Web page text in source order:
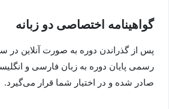
✅ یادگیری فرمول‌ها
✅ تحلیل نمودار با
گواهینامه اختصاصی دو زبانه
پس از گذراندن دوره به صورت آنلاین در
رسمی پایان دوره به زبان فارسی و
صادر شده و در اختیار شما قرار می‌گیرد.